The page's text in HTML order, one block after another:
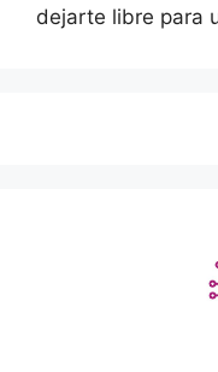
dejarte libre para